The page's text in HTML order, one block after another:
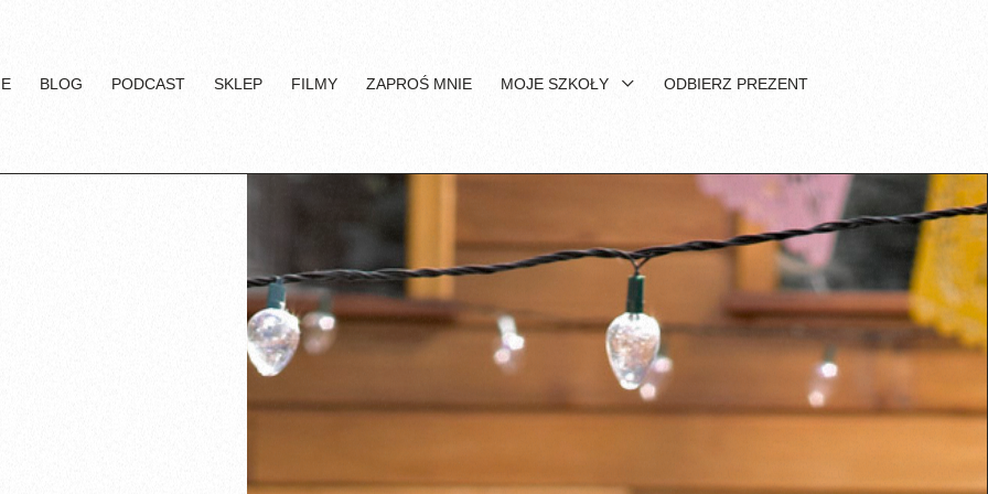
BLOG PODCAST SKLEP FILMY ZAPROŚ MNIE MOJE SZKOŁY ODBIERZ PREZENT